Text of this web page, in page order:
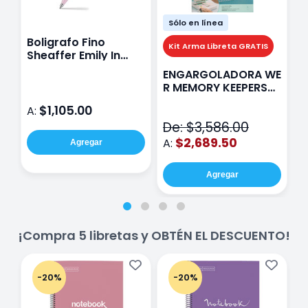
Boligrafo Fino
Sheaffer Emily In
A: $1,105.00
Agregar
Sólo en línea
Kit Arma Libreta GRATIS
ENGARGOLADORA WE
R MEMORY KEEPERS
De: $3,586.00
A: $2,689.50
Agregar
¡Compra 5 libretas y OBTÉN EL DESCUENTO!
-20% -20%